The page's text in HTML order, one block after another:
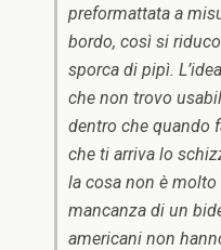
preformattata a
bordo, così si
sporca di pipì.
che non trovo
dentro che quando
che ti arriva lo
la cosa non è molto
mancanza di un
americani non